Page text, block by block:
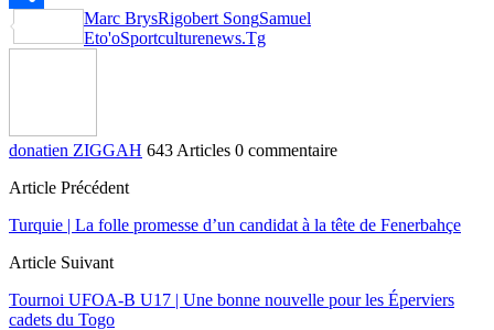
Partager
Marc BrysRigobert SongSamuel
Eto'oSportculturenews.Tg
donatien ZIGGAH 643 Articles 0 commentaire
Article Précédent
Turquie | La folle promesse d’un candidat à la tête de Fenerbahçe
Article Suivant
Tournoi UFOA-B U17 | Une bonne nouvelle pour les Éperviers
cadets du Togo